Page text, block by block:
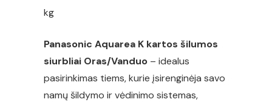
kg
Panasonic Aquarea K kartos šilumos
siurbliai Oras/Vanduo – idealus
pasirinkimas tiems, kurie įsirenginėja savo
namų šildymo ir vėdinimo sistemas,